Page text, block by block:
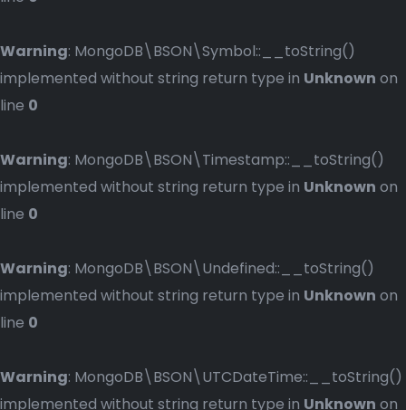
Warning: MongoDB\BSON\Symbol::__toString()
implemented without string return type in Unknown on
line 0
Warning: MongoDB\BSON\Timestamp::__toString()
implemented without string return type in Unknown on
line 0
Warning: MongoDB\BSON\Undefined::__toString()
implemented without string return type in Unknown on
line 0
Warning: MongoDB\BSON\UTCDateTime::__toString()
implemented without string return type in Unknown on